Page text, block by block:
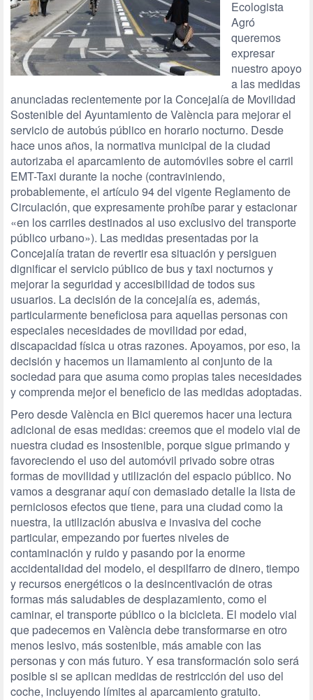
Ecologista
Agró
queremos
expresar
nuestro apoyo
a las medidas
anunciadas recientemente por la Concejalía de Movilidad
Sostenible del Ayuntamiento de València para mejorar el
servicio de autobús público en horario nocturno. Desde
hace unos años, la normativa municipal de la ciudad
autorizaba el aparcamiento de automóviles sobre el carril
EMT-Taxi durante la noche (contraviniendo,
probablemente, el artículo 94 del vigente Reglamento de
Circulación, que expresamente prohíbe parar y estacionar
«en los carriles destinados al uso exclusivo del transporte
público urbano»). Las medidas presentadas por la
Concejalía tratan de revertir esa situación y persiguen
dignificar el servicio público de bus y taxi nocturnos y
mejorar la seguridad y accesibilidad de todos sus
usuarios. La decisión de la concejalía es, además,
particularmente beneficiosa para aquellas personas con
especiales necesidades de movilidad por edad,
discapacidad física u otras razones. Apoyamos, por eso, la
decisión y hacemos un llamamiento al conjunto de la
sociedad para que asuma como propias tales necesidades
y comprenda mejor el beneficio de las medidas adoptadas.
Pero desde València en Bici queremos hacer una lectura
adicional de esas medidas: creemos que el modelo vial de
nuestra ciudad es insostenible, porque sigue primando y
favoreciendo el uso del automóvil privado sobre otras
formas de movilidad y utilización del espacio público. No
vamos a desgranar aquí con demasiado detalle la lista de
perniciosos efectos que tiene, para una ciudad como la
nuestra, la utilización abusiva e invasiva del coche
particular, empezando por fuertes niveles de
contaminación y ruido y pasando por la enorme
accidentalidad del modelo, el despilfarro de dinero, tiempo
y recursos energéticos o la desincentivación de otras
formas más saludables de desplazamiento, como el
caminar, el transporte público o la bicicleta. El modelo vial
que padecemos en València debe transformarse en otro
menos lesivo, más sostenible, más amable con las
personas y con más futuro. Y esa transformación solo será
posible si se aplican medidas de restricción del uso del
coche, incluyendo límites al aparcamiento gratuito.